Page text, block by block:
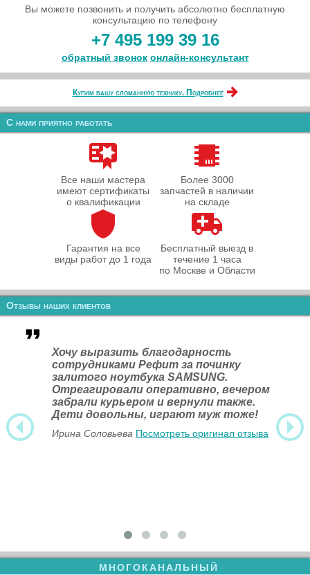
Вы можете позвонить и получить абсолютно бесплатную
консультацию по телефону
+7 495 199 39 16
обратный звонок онлайн‑консультант
Купим вашу сломанную технику. Подробнее
С нами приятно работать
Все наши мастера
имеют сертификаты
о квалификации
Более 3000
запчастей в наличии
на складе
Гарантия на все
виды работ до 1 года
Бесплатный выезд в
течение 1 часа
по Москве и Области
Отзывы наших клиентов
Хочу выразить благодарность
сотрудниками Рефит за починку
залитого ноутбука SAMSUNG.
Отреагировали оперативно, вечером
забрали курьером и вернули также.
Дети довольны, играют муж тоже!
Ирина Соловьева Посмотреть оригинал отзыва
МНОГОКАНАЛЬНЫЙ